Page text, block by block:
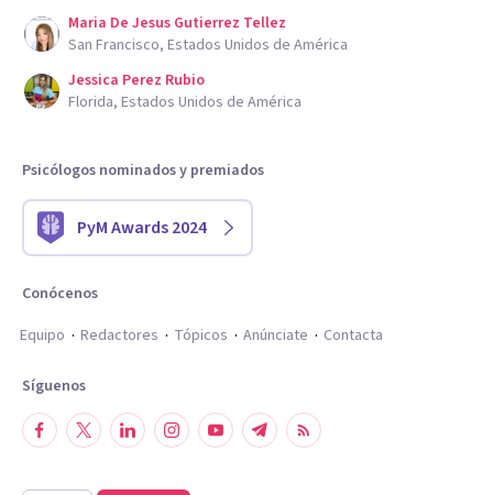
Maria De Jesus Gutierrez Tellez
San Francisco, Estados Unidos de América
Jessica Perez Rubio
Florida, Estados Unidos de América
Psicólogos nominados y premiados
PyM Awards 2024
Conócenos
Equipo
Redactores Tópicos Anúnciate Contacta
Síguenos